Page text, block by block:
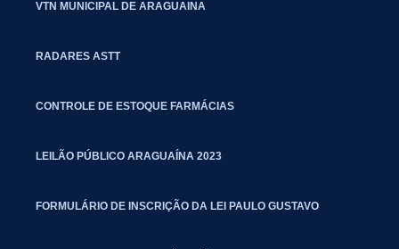
VTN MUNICIPAL DE ARAGUAINA
RADARES ASTT
CONTROLE DE ESTOQUE FARMÁCIAS
LEILÃO PÚBLICO ARAGUAÍNA 2023
FORMULÁRIO DE INSCRIÇÃO DA LEI PAULO GUSTAVO